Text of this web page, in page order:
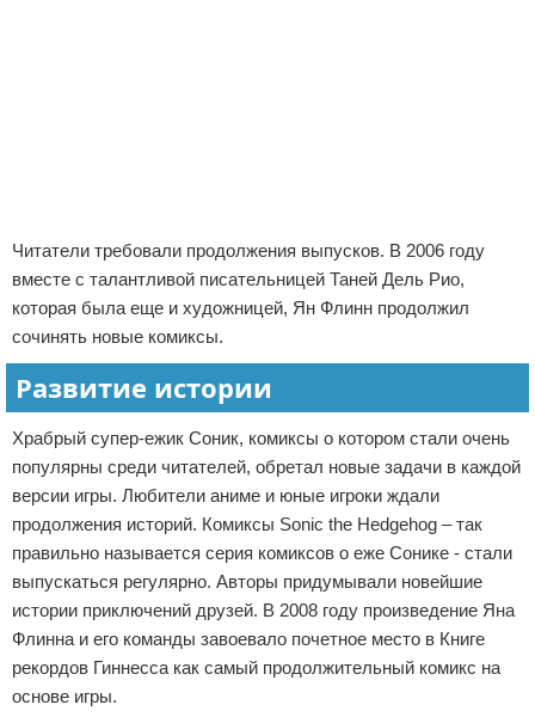
Читатели требовали продолжения выпусков. В 2006 году
вместе с талантливой писательницей Таней Дель Рио,
которая была еще и художницей, Ян Флинн продолжил
сочинять новые комиксы.
Развитие истории
Храбрый супер-ежик Соник, комиксы о котором стали очень
популярны среди читателей, обретал новые задачи в каждой
версии игры. Любители аниме и юные игроки ждали
продолжения историй. Комиксы Sonic the Hedgehog – так
правильно называется серия комиксов о еже Сонике - стали
выпускаться регулярно. Авторы придумывали новейшие
истории приключений друзей. В 2008 году произведение Яна
Флинна и его команды завоевало почетное место в Книге
рекордов Гиннесса как самый продолжительный комикс на
основе игры.